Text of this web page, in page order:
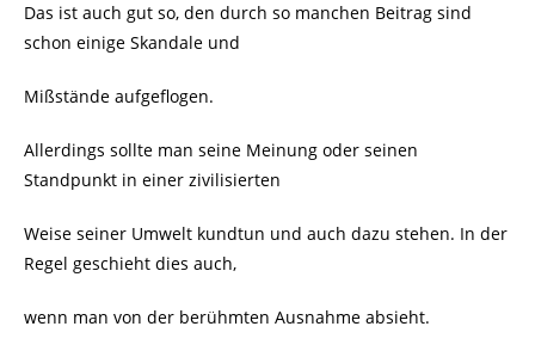
Das ist auch gut so, den durch so manchen Beitrag sind
schon einige Skandale und
Mißstände aufgeflogen.
Allerdings sollte man seine Meinung oder seinen
Standpunkt in einer zivilisierten
Weise seiner Umwelt kundtun und auch dazu stehen. In der
Regel geschieht dies auch,
wenn man von der berühmten Ausnahme absieht.